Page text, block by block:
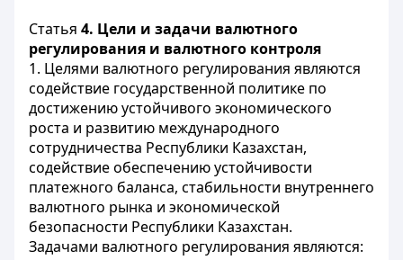
Статья 4. Цели и задачи валютного
регулирования и валютного контроля
1. Целями валютного регулирования являются
содействие государственной политике по
достижению устойчивого экономического
роста и развитию международного
сотрудничества Республики Казахстан,
содействие обеспечению устойчивости
платежного баланса, стабильности внутреннего
валютного рынка и экономической
безопасности Республики Казахстан.
Задачами валютного регулирования являются: